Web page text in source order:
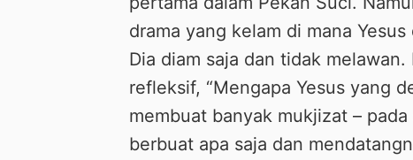
drama yang kelam di mana
Dia diam saja dan tidak
refleksif, “Mengapa Yesus yang
membuat banyak mukjizat –
berbuat apa saja dan